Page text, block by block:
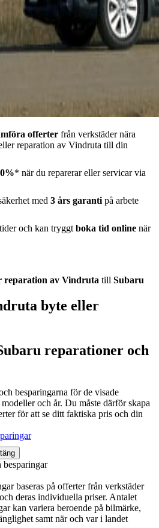
offerter från verkstäder nära
reparation av Vindruta till din
* när du reparerar eller servicar via
med 3 års garanti på arbete
och kan tryggt boka tid online när
reparation av Vindruta till Subaru
byte eller
reparationer och
besparingarna för de visade
och år. Du måste därför skapa
för att se ditt faktiska pris och din
baseras på offerter från verkstäder
deras individuella priser. Antalet
kan variera beroende på bilmärke,
samt när och var i landet